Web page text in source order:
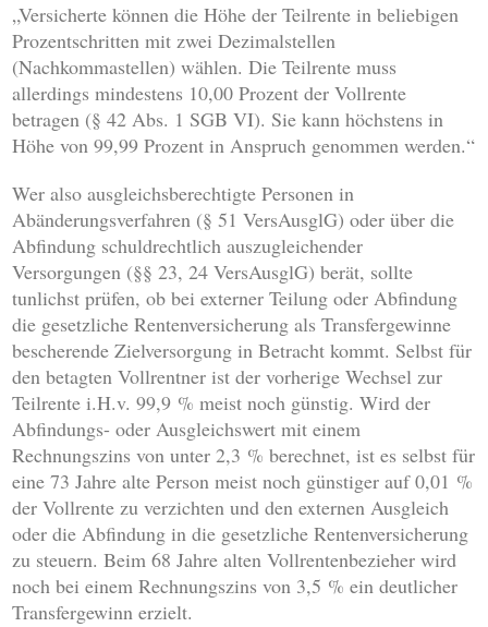
„Versicherte können die Höhe der Teilrente in beliebigen
Prozentschritten mit zwei Dezimalstellen
(Nachkommastellen) wählen. Die Teilrente muss
allerdings mindestens 10,00 Prozent der Vollrente
betragen (§ 42 Abs. 1 SGB VI). Sie kann höchstens in
Höhe von 99,99 Prozent in Anspruch genommen werden.“
Wer also ausgleichsberechtigte Personen in
Abänderungsverfahren (§ 51 VersAusglG) oder über die
Abfindung schuldrechtlich auszugleichender
Versorgungen (§§ 23, 24 VersAusglG) berät, sollte
tunlichst prüfen, ob bei externer Teilung oder Abfindung
die gesetzliche Rentenversicherung als Transfergewinne
bescherende Zielversorgung in Betracht kommt. Selbst für
den betagten Vollrentner ist der vorherige Wechsel zur
Teilrente i.H.v. 99,9 % meist noch günstig. Wird der
Abfindungs- oder Ausgleichswert mit einem
Rechnungszins von unter 2,3 % berechnet, ist es selbst für
eine 73 Jahre alte Person meist noch günstiger auf 0,01 %
der Vollrente zu verzichten und den externen Ausgleich
oder die Abfindung in die gesetzliche Rentenversicherung
zu steuern. Beim 68 Jahre alten Vollrentenbezieher wird
noch bei einem Rechnungszins von 3,5 % ein deutlicher
Transfergewinn erzielt.